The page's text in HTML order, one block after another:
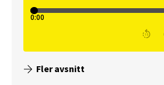
Fler avsnitt